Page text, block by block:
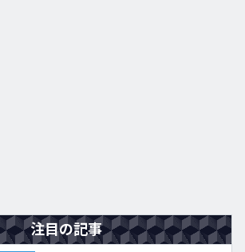
注目の記事